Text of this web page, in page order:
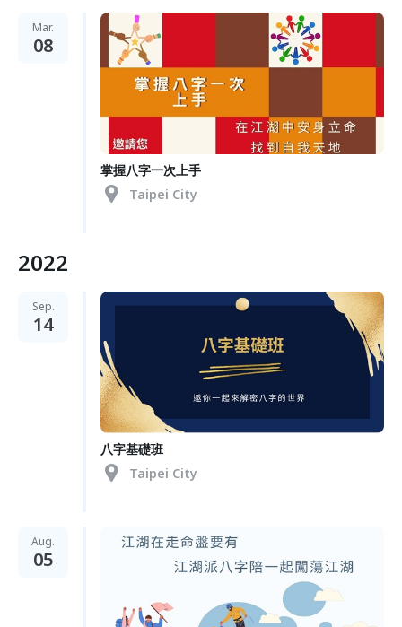
Mar.
08
掌握八字一次上手
Taipei City
2022
Sep.
14
八字基礎班
Taipei City
Aug.
05